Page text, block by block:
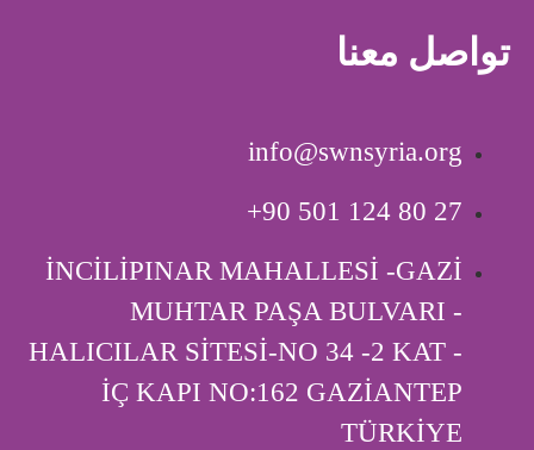
تواصل معنا
info@swnsyria.org
‎+90 501 124 80 27
İNCİLİPINAR MAHALLESİ -GAZİ
MUHTAR PAŞA BULVARI -
HALICILAR SİTESİ-NO 34 -2 KAT -
İÇ KAPI ‎NO:162 GAZİANTEP
TÜRKİYE